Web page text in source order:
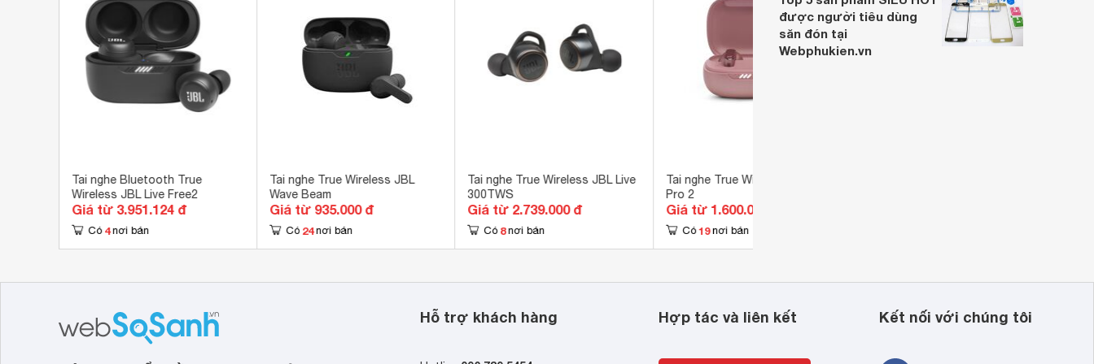
Ứng dụng kết nối JBL Headphones
Tiện ích
Điều chỉnh EQ - Âm lượng
Sạc không dây
Có mic thoại
Sạc nhanh
Kết nối cùng lúc 2 thiết bị
Công nghệ kết nối Bluetooth 5.3
Điều khiển Cảm ứng
Nhận/Ngắt cuộc gọi
Tai nghe Bluetooth True
Wireless JBL Live Free2
Giá từ 3.951.124 đ
Có 4 nơi bán
Tai nghe True Wireless JBL
Wave Beam
Giá từ 935.000 đ
Có 24 nơi bán
Tai nghe True Wireless JBL Live
300TWS
Giá từ 2.739.000 đ
Có 8 nơi bán
Tai nghe True Wireless JBL Live
Pro 2
Giá từ 1.600.000 đ
Có 19 nơi bán
được người tiêu dùng
săn đón tại
Webphukien.vn
Hỗ trợ khách hàng Hợp tác và liên kết Kết nối với chúng tôi